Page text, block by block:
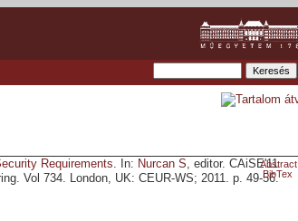
Requirements . In: Nurcan S , editor. CAiSE'11
Vol 734. London, UK: CEUR-WS; 2011. p. 49-56.
Abstract
BibTex